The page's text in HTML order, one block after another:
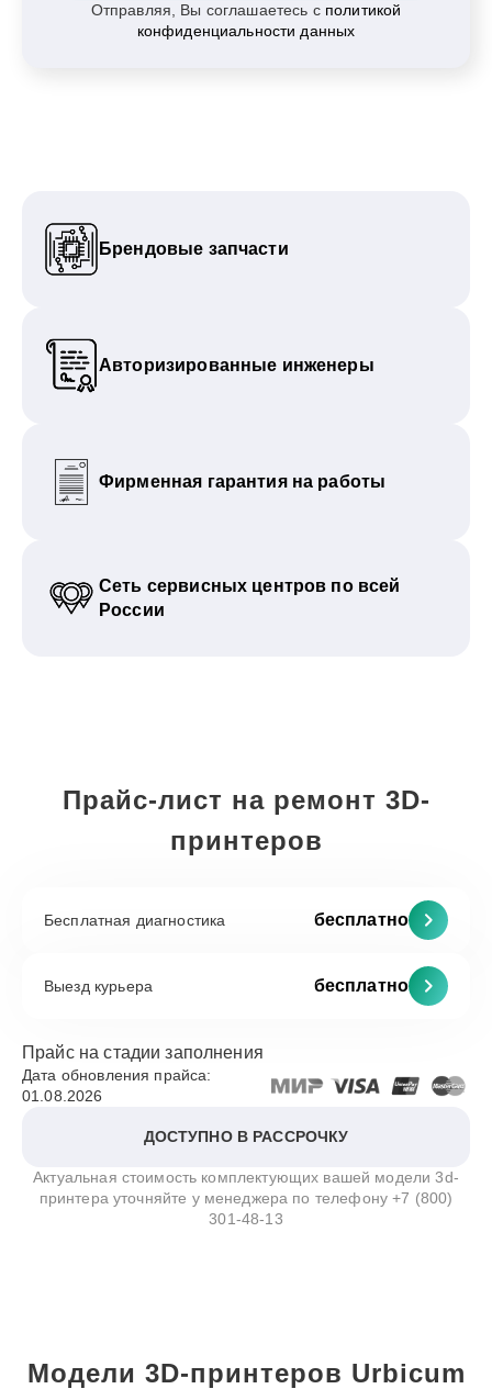
Отправляя, Вы соглашаетесь с политикой
конфиденциальности данных
Брендовые запчасти
Авторизированные инженеры
Фирменная гарантия на работы
Сеть сервисных центров по всей
России
Прайс-лист на ремонт 3D-
принтеров
Бесплатная диагностика бесплатно
Выезд курьера бесплатно
Прайс на стадии заполнения
Дата обновления прайса:
01.08.2026
ДОСТУПНО В РАССРОЧКУ
Актуальная стоимость комплектующих вашей модели 3d-
принтера уточняйте у менеджера по телефону+7 (800)
301-48-13
Модели 3D-принтеров Urbicum